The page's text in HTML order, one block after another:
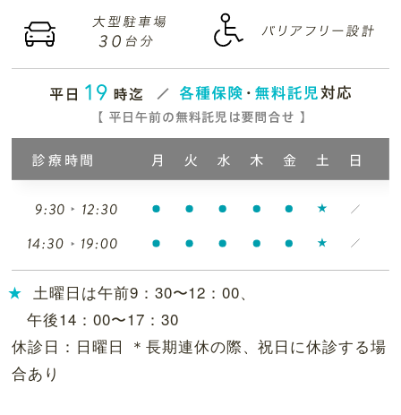
土曜日は午前9：30〜12：00、
午後14：00〜17：30
休診日：日曜日 ＊長期連休の際、祝日に休診する場
合あり